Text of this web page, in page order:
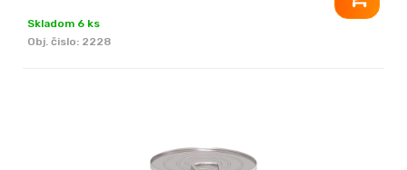
Skladom 6 ks
Obj. čislo: 2228